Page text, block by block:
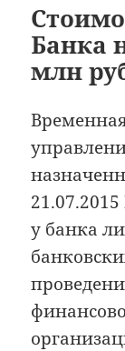
Банка
млн
у банка